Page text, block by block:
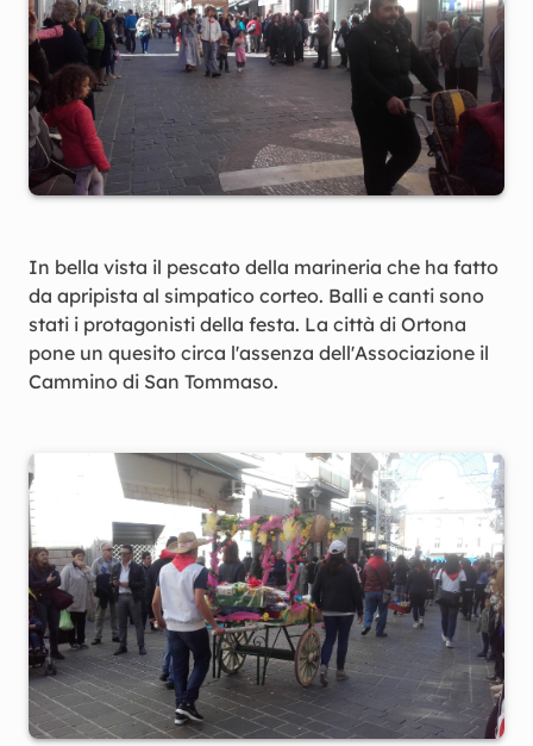
In bella vista il pescato della marineria che ha fatto
da apripista al simpatico corteo. Balli e canti sono
stati i protagonisti della festa. La città di Ortona
pone un quesito circa l'assenza dell'Associazione il
Cammino di San Tommaso.